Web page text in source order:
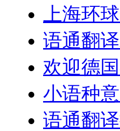
上海环
语通翻
欢迎德
小语种
语通翻